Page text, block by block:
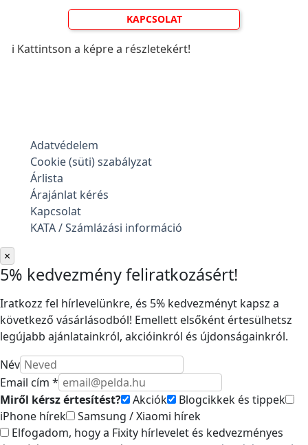
KAPCSOLAT
ℹ️ Kattintson a képre a részletekért!
Adatvédelem
Cookie (süti) szabályzat
Árlista
Árajánlat kérés
Kapcsolat
KATA / Számlázási információ
×
5% kedvezmény feliratkozásért!
Iratkozz fel hírlevelünkre, és 5% kedvezményt kapsz a
következő vásárlásodból! Emellett elsőként értesülhetsz
legújabb ajánlatainkról, akcióinkról és újdonságainkról.
Név
Email cím *
Miről kérsz értesítést?
Akciók
Blogcikkek és tippek
iPhone hírek
Samsung / Xiaomi hírek
Elfogadom, hogy a Fixity hírlevelet és kedvezményes